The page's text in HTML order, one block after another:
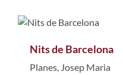
Nits de Barcelona
Planes, Josep Maria